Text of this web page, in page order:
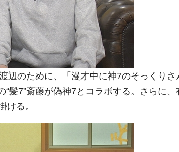
辺のために、「漫才中に神7のそっくりさ
髪7”斎藤が偽神7とコラボする。さらに、
ける。